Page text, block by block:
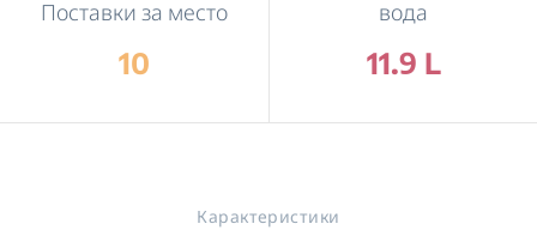
Поставки за место
10
вода
11.9 L
Карактеристики